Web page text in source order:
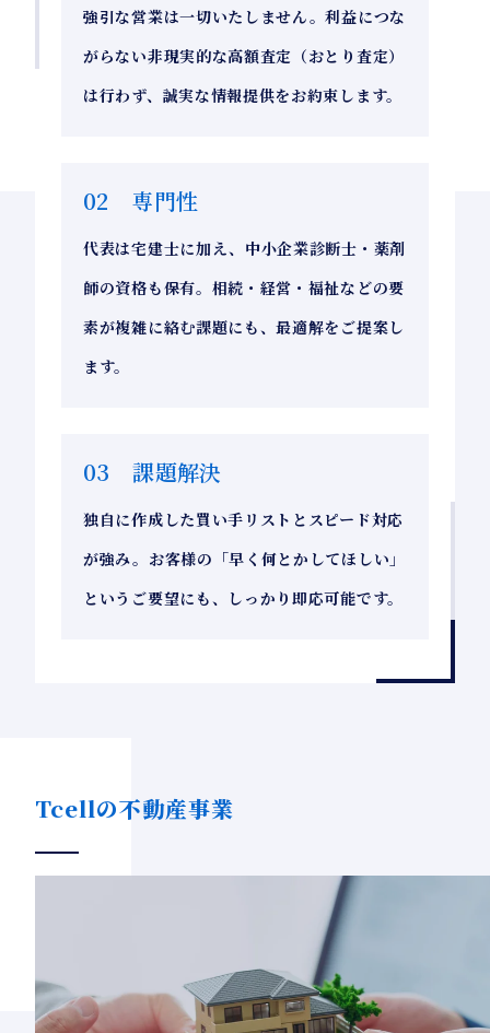
強引な営業は一切いたしません。利益につな
がらない非現実的な高額査定（おとり査定）
は行わず、誠実な情報提供をお約束します。
02 専門性
代表は宅建士に加え、中小企業診断士・薬剤
師の資格も保有。相続・経営・福祉などの要
素が複雑に絡む課題にも、最適解をご提案し
ます。
03 課題解決
独自に作成した買い手リストとスピード対応
が強み。お客様の「早く何とかしてほしい」
というご要望にも、しっかり即応可能です。
Tcellの不動産事業